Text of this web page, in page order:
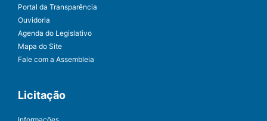
Portal da Transparência
Ouvidoria
Agenda do Legislativo
Mapa do Site
Fale com a Assembleia
Licitação